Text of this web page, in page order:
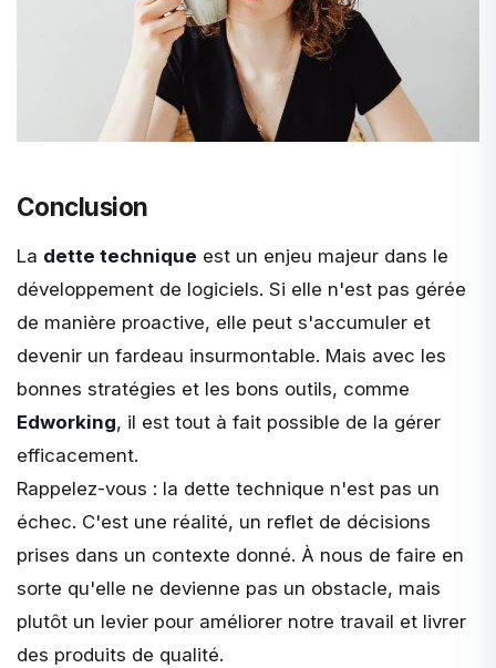
Conclusion
La dette technique est un enjeu majeur dans le
développement de logiciels. Si elle n'est pas gérée
de manière proactive, elle peut s'accumuler et
devenir un fardeau insurmontable. Mais avec les
bonnes stratégies et les bons outils, comme
Edworking, il est tout à fait possible de la gérer
efficacement.
Rappelez-vous : la dette technique n'est pas un
échec. C'est une réalité, un reflet de décisions
prises dans un contexte donné. À nous de faire en
sorte qu'elle ne devienne pas un obstacle, mais
plutôt un levier pour améliorer notre travail et livrer
des produits de qualité.